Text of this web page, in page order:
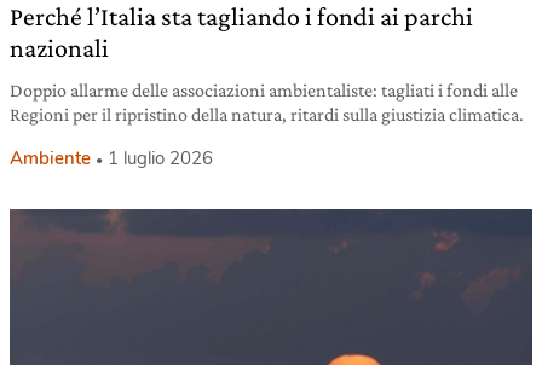
Perché l’Italia sta tagliando i fondi ai parchi
nazionali
Doppio allarme delle associazioni ambientaliste: tagliati i fondi alle
Regioni per il ripristino della natura, ritardi sulla giustizia climatica.
Ambiente 1 luglio 2026